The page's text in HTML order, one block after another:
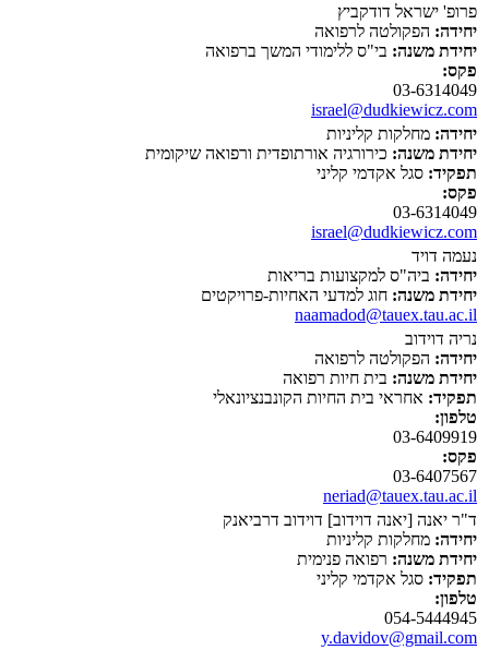
פרופ' ישראל דודקביץ
יחידה: הפקולטה לרפואה
יחידת משנה: בי"ס ללימודי המשך ברפואה
פקס:
03-6314049
israel@dudkiewicz.com
יחידה: מחלקות קליניות
יחידת משנה: כירורגיה אורתופדית ורפואה שיקומית
תפקיד: סגל אקדמי קליני
פקס:
03-6314049
israel@dudkiewicz.com
נעמה דויד
יחידה: ביה"ס למקצועות בריאות
יחידת משנה: חוג למדעי האחיות-פרויקטים
naamadod@tauex.tau.ac.il
נריה דוידוב
יחידה: הפקולטה לרפואה
יחידת משנה: בית חיות רפואה
תפקיד: אחראי בית החיות הקונבנציונאלי
טלפון:
03-6409919
פקס:
03-6407567
neriad@tauex.tau.ac.il
ד"ר יאנה [יאנה דוידוב] דוידוב דרביאנק
יחידה: מחלקות קליניות
יחידת משנה: רפואה פנימית
תפקיד: סגל אקדמי קליני
טלפון:
054-5444945
y.davidov@gmail.com